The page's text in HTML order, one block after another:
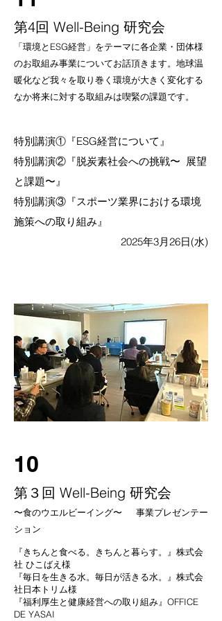
第4回 Well-Being 研究会
「環境とESG経営」をテーマに各企業・団体様
のお取組み事業についてお話頂きます。地球温
暖化など我々を取り巻く環境が大きく変化する
なか将来に対する取組みは喫緊の課題です。
特別講演①『ESG経営について』
特別講演②『脱炭素社会への挑戦〜 展望
と課題〜』
​特別講演③『スポーツ業界における環境
施策への取り組み』
2025年3月26日(水)
10
第３回 Well-Being 研究会
〜食のウエルビーイング〜 事業プレゼンテー
ション
『きちんと食べる。きちんと暮らす。』株式会
社 ひこばえ様
『毎日を生きる水。毎日が活きる水。』株式会
社日本トリム様
『福利厚生と健康経営への取り組み』OFFICE
DE YASAI